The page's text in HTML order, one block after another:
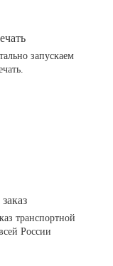
запускаем
транспортной
России